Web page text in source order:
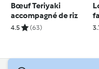
Bœuf Teriyaki
accompagné de riz
4.5 (63)